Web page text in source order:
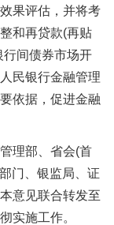
果评估，并将考
和再贷款(再贴
间债券市场开
民银行金融管理
依据，促进金融
理部、省会(首
门、银监局、证
意见联合转发至
实施工作。